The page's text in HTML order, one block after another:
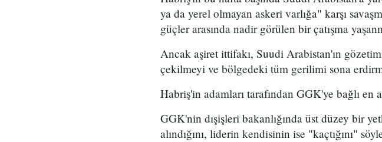
ya da yerel olmayan askeri varlığa" karşı
güçler arasında nadir görülen bir çatışma
Ancak aşiret ittifakı, Suudi Arabistan'ın
çekilmeyi ve bölgedeki tüm gerilimi sona
Habriş'in adamları tarafından GGK'ye bağlı en
GGK'nin dışişleri bakanlığında üst düzey bir
alındığını, liderin kendisinin ise "kaçtığını"